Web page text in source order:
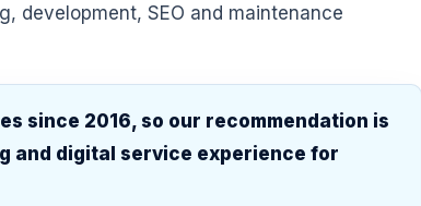
development, SEO and maintenance
since 2016, so our recommendation is
and digital service experience for